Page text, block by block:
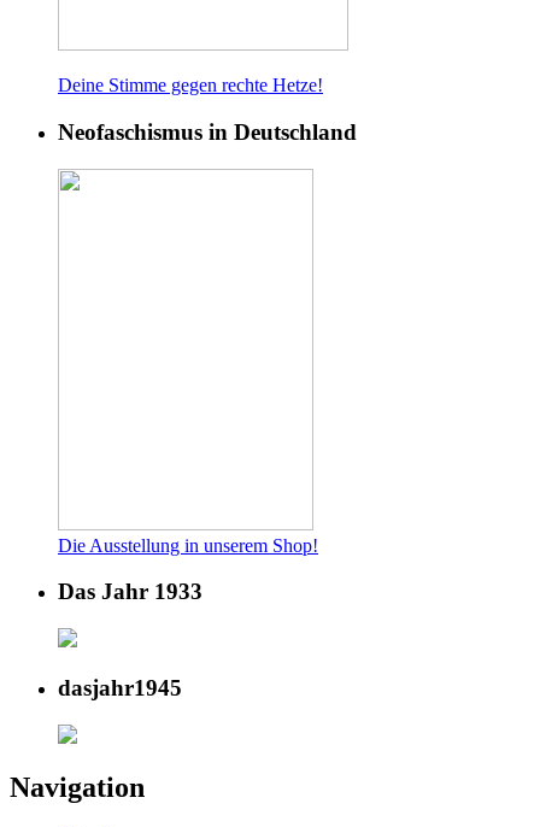
Deine Stimme gegen rechte Hetze!
Neofaschismus in Deutschland
Die Ausstellung in unserem Shop!
Das Jahr 1933
dasjahr1945
Navigation